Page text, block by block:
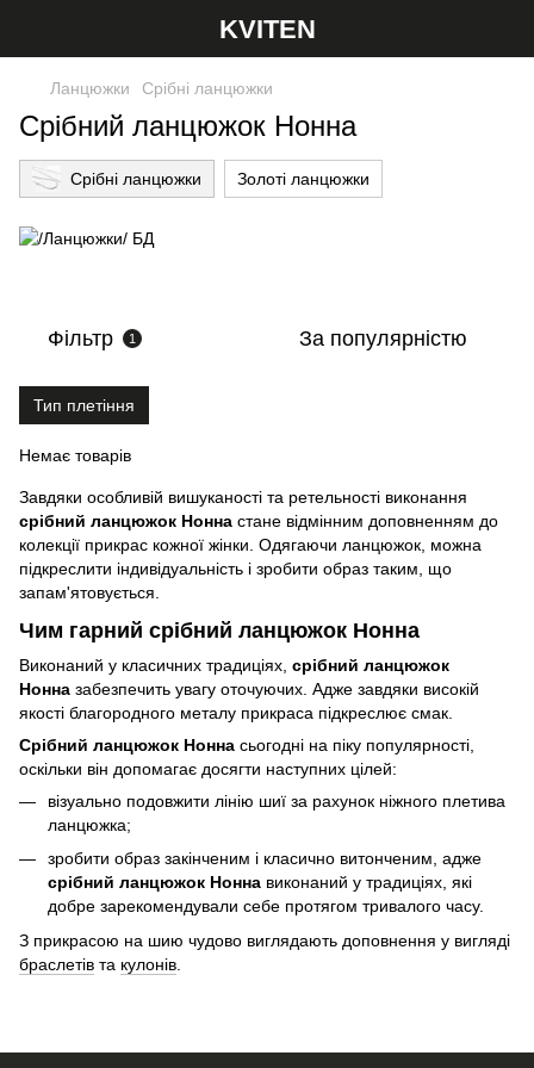
KVITEN
Ланцюжки Срібні ланцюжки
Срібний ланцюжок Нонна
Срібні ланцюжки Золоті ланцюжки
Фільтр 1 За популярністю
Тип плетіння
Немає товарів
Завдяки особливій вишуканості та ретельності виконання
срібний ланцюжок Нонна стане відмінним доповненням до
колекції прикрас кожної жінки. Одягаючи ланцюжок, можна
підкреслити індивідуальність і зробити образ таким, що
запам'ятовується.
Чим гарний срібний ланцюжок Нонна
Виконаний у класичних традиціях, срібний ланцюжок
Нонна забезпечить увагу оточуючих. Адже завдяки високій
якості благородного металу прикраса підкреслює смак.
Срібний ланцюжок Нонна сьогодні на піку популярності,
оскільки він допомагає досягти наступних цілей:
візуально подовжити лінію шиї за рахунок ніжного плетива
ланцюжка;
зробити образ закінченим і класично витонченим, адже
срібний ланцюжок Нонна виконаний у традиціях, які
добре зарекомендували себе протягом тривалого часу.
З прикрасою на шию чудово виглядають доповнення у вигляді
браслетів та кулонів